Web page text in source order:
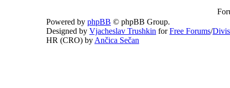
Powered by phpBB © phpBB Group.
Designed by Vjacheslav Trushkin forFree Forums/
HR (CRO) by Ančica Sečan